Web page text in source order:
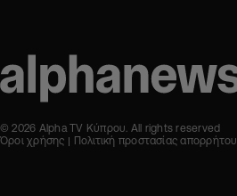
© 2026 Alpha TV Κύπρου. All rights reserved
Όροι χρήσης
Πολιτική προστασίας απορρήτου